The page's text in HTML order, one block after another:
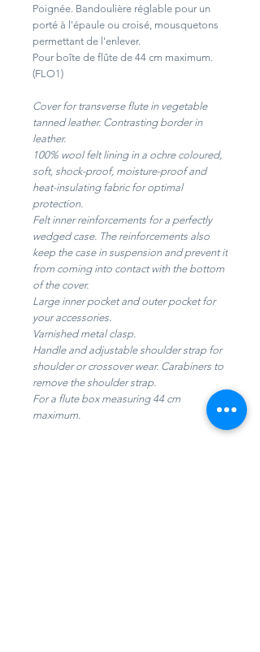
Poignée. Bandoulière réglable pour un
porté à l'épaule ou croisé, mousquetons
permettant de l'enlever.
Pour boîte de flûte de 44 cm maximum.
(FLO1)
Cover for transverse flute in vegetable
tanned leather. Contrasting border in
leather.
100% wool felt lining in a ochre coloured,
soft, shock-proof, moisture-proof and
heat-insulating fabric for optimal
protection.
Felt inner reinforcements for a perfectly
wedged case. The reinforcements also
keep the case in suspension and prevent it
from coming into contact with the bottom
of the cover.
Large inner pocket and outer pocket for
your accessories.
Varnished metal clasp.
Handle and adjustable shoulder strap for
shoulder or crossover wear. Carabiners to
remove the shoulder strap.
For a flute box measuring 44 cm
maximum.